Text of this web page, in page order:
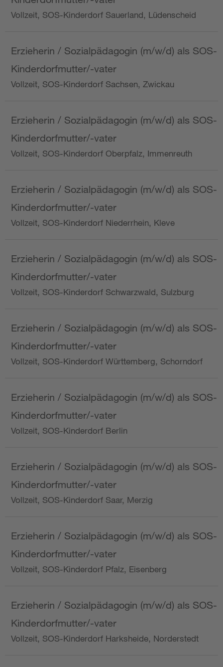
Vollzeit, SOS-Kinderdorf Sauerland, Lüdenscheid
Erzieherin / Sozialpädagogin (m/w/d) als SOS-
Kinderdorfmutter/-vater
Vollzeit, SOS-Kinderdorf Sachsen, Zwickau
Erzieherin / Sozialpädagogin (m/w/d) als SOS-
Kinderdorfmutter/-vater
Vollzeit, SOS-Kinderdorf Oberpfalz, Immenreuth
Erzieherin / Sozialpädagogin (m/w/d) als SOS-
Kinderdorfmutter/-vater
Vollzeit, SOS-Kinderdorf Niederrhein, Kleve
Erzieherin / Sozialpädagogin (m/w/d) als SOS-
Kinderdorfmutter/-vater
Vollzeit, SOS-Kinderdorf Schwarzwald, Sulzburg
Erzieherin / Sozialpädagogin (m/w/d) als SOS-
Kinderdorfmutter/-vater
Vollzeit, SOS-Kinderdorf Württemberg, Schorndorf
Erzieherin / Sozialpädagogin (m/w/d) als SOS-
Kinderdorfmutter/-vater
Vollzeit, SOS-Kinderdorf Berlin
Erzieherin / Sozialpädagogin (m/w/d) als SOS-
Kinderdorfmutter/-vater
Vollzeit, SOS-Kinderdorf Saar, Merzig
Erzieherin / Sozialpädagogin (m/w/d) als SOS-
Kinderdorfmutter/-vater
Vollzeit, SOS-Kinderdorf Pfalz, Eisenberg
Erzieherin / Sozialpädagogin (m/w/d) als SOS-
Kinderdorfmutter/-vater
Vollzeit, SOS-Kinderdorf Harksheide, Norderstedt